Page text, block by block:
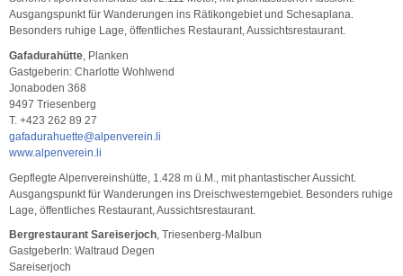
Ausgangspunkt für Wanderungen ins Rätikongebiet und Schesaplana.
Besonders ruhige Lage, öffentliches Restaurant, Aussichtsrestaurant.
Gafadurahütte, Planken
Gastgeberin: Charlotte Wohlwend
Jonaboden 368
9497 Triesenberg
T. +423 262 89 27
gafadurahuette@alpenverein.li
www.alpenverein.li
Gepflegte Alpenvereinshütte, 1.428 m ü.M., mit phantastischer Aussicht.
Ausgangspunkt für Wanderungen ins Dreischwesterngebiet. Besonders ruhige
Lage, öffentliches Restaurant, Aussichtsrestaurant.
Bergrestaurant Sareiserjoch, Triesenberg-Malbun
GastgeberIn: Waltraud Degen
Sareiserjoch